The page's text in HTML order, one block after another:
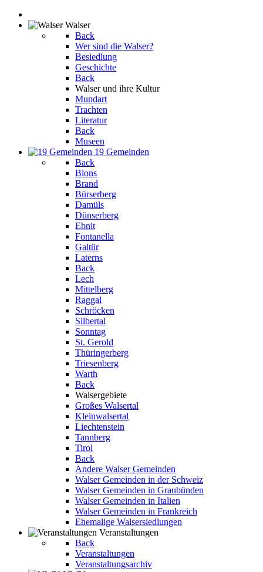
Walser
Back
Wer sind die Walser?
Besiedlung
Geschichte
Back
Walser und ihre Kultur
Mundart
Trachten
Literatur
Back
Museen
19 Gemeinden
Back
Blons
Brand
Bürserberg
Damüls
Dünserberg
Ebnit
Fontanella
Galtür
Laterns
Back
Lech
Mittelberg
Raggal
Schröcken
Silbertal
Sonntag
St. Gerold
Thüringerberg
Triesenberg
Warth
Back
Walsergebiete
Großes Walsertal
Kleinwalsertal
Liechtenstein
Tannberg
Tirol
Back
Andere Walser Gemeinden
Walser Gemeinden in der Schweiz
Walser Gemeinden in Graubünden
Walser Gemeinden in Italien
Walser Gemeinden in Frankreich
Ehemalige Walsersiedlungen
Veranstaltungen
Back
Veranstaltungen
Veranstaltungsarchiv